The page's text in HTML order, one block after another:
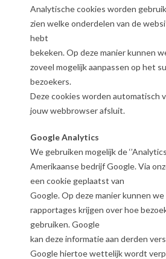
Analytische cookies worden
zien welke onderdelen van de
hebt
bekeken. Op deze manier kunnen
zoveel mogelijk aanpassen op het
bezoekers.
Deze cookies worden automatisch
jouw webbrowser afsluit.
Google Analytics
We gebruiken mogelijk de
Amerikaanse bedrijf Google. Via
een cookie geplaatst van
Google. Op deze manier kunnen
rapportages krijgen over hoe
gebruiken. Google
kan deze informatie aan derden
Google hiertoe wettelijk wordt